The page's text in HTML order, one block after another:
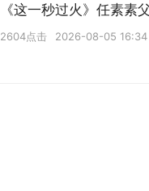
《这一秒过火》任素素
2604点击 2026-08-05 16:34